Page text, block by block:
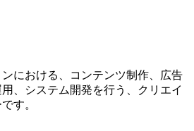
における、コンテンツ制作、広告
、システム開発を行う、
クリエイ
す。